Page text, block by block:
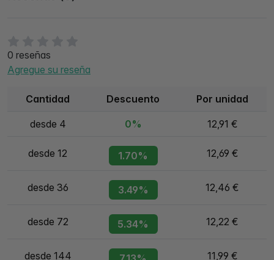
0 reseñas
Agregue su reseña
Cantidad Descuento Por unidad
desde 4 0% 12,91 €
desde 12 1.70% 12,69 €
desde 36 3.49% 12,46 €
desde 72 5.34% 12,22 €
desde 144 11,99 €